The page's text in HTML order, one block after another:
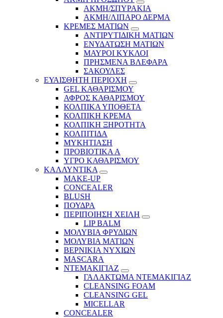
ΑΚΜΗ/ΣΠΥΡΑΚΙΑ
ΑΚΜΗ/ΛΙΠΑΡΟ ΔΕΡΜΑ
ΚΡΕΜΕΣ ΜΑΤΙΩΝ
ΑΝΤΙΡΥΤΙΔΙΚΗ ΜΑΤΙΩΝ
ΕΝΥΔΑΤΩΣΗ ΜΑΤΙΩΝ
ΜΑΥΡΟΙ ΚΥΚΛΟΙ
ΠΡΗΣΜΕΝΑ ΒΛΕΦΑΡΑ
ΣΑΚΟΥΛΕΣ
ΕΥΑΙΣΘΗΤΗ ΠΕΡΙΟΧΗ
GEL ΚΑΘΑΡΙΣΜΟΥ
ΑΦΡΟΣ ΚΑΘΑΡΙΣΜΟΥ
ΚΟΛΠΙΚΑ ΥΠΟΘΕΤΑ
ΚΟΛΠΙΚΗ ΚΡΕΜΑ
ΚΟΛΠΙΚΗ ΞΗΡΟΤΗΤΑ
ΚΟΛΠΙΤΙΔΑ
ΜΥΚΗΤΙΑΣΗ
ΠΡΟΒΙΟΤΙΚΑ Α
ΥΓΡΟ ΚΑΘΑΡΙΣΜΟΥ
ΚΑΛΛΥΝΤΙΚΑ
MAKE-UP
CONCEALER
BLUSH
ΠΟΥΔΡΑ
ΠΕΡΙΠΟΙΗΣΗ ΧΕΙΛΗ
LIP BALM
ΜΟΛΥΒΙΑ ΦΡΥΔΙΩΝ
ΜΟΛΥΒΙΑ ΜΑΤΙΩΝ
ΒΕΡΝΙΚΙΑ ΝΥΧΙΩΝ
MASCARA
ΝΤΕΜΑΚΙΓΙΑΖ
ΓΑΛΑΚΤΩΜΑ ΝΤΕΜΑΚΙΓΙΑΖ
CLEANSING FOAM
CLEANSING GEL
MICELLAR
CONCEALER